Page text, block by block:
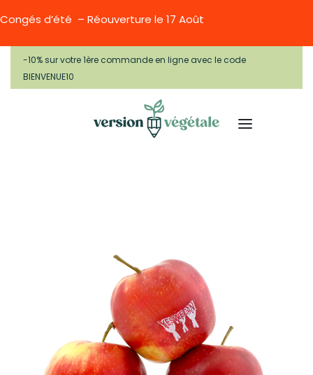
Congés d’été – Réouverture le 17 Août
-10% sur votre 1ère commande en ligne avec le code
BIENVENUE10